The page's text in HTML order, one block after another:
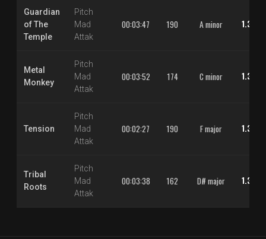
Guardian
of The
Temple
Pitch
Mad
Attak
00:03:47 190 A minor 1.30 €
Metal
Monkey
Pitch
Mad
Attak
00:03:52 174 C minor 1.30 €
Tension
Pitch
Mad
Attak
00:02:27 190 F major 1.30 €
Tribal
Roots
Pitch
Mad
Attak
00:03:38 162 D# major 1.30 €